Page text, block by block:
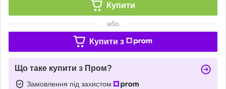
Купити
або
Купити з
Що таке купити з Пром?
Замовлення під захистом